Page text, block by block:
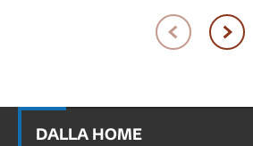
DALLA HOME